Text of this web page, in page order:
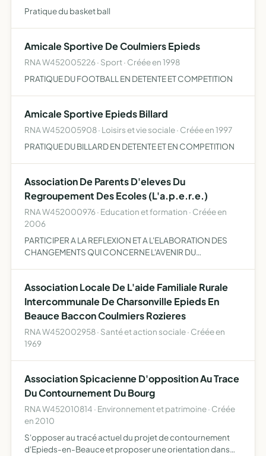
Pratique du basket ball
Amicale Sportive De Coulmiers Epieds
RNA W452005226 · Sport · Créée en 1998
PRATIQUE DU FOOTBALL EN DETENTE ET COMPETITION
Amicale Sportive Epieds Billard
RNA W452005908 · Loisirs et vie sociale · Créée en 1997
PRATIQUE DU BILLARD EN DETENTE ET EN COMPETITION
Association De Parents D'eleves Du
Regroupement Des Ecoles (L'a.p.e.r.e.)
RNA W452000976 · Education et formation · Créée en
2006
PARTICIPER A LA REFLEXION ET A L'ELABORATION DES
CHANGEMENTS QUI CONCERNE L'AVENIR DU
AU CONSEIL D'ECOLE AIDER LES PARENTS DAN…
Association Locale De L'aide Familiale Rurale
Intercommunale De Charsonville Epieds En
Beauce Baccon Coulmiers Rozieres
RNA W452002958 · Santé et action sociale · Créée en
1969
Association Spicacienne D'opposition Au Trace
Du Contournement Du Bourg
RNA W452010814 · Environnement et patrimoine · Créée
en 2010
S'opposer au tracé actuel du projet de contournement
d'Epieds-en-Beauce et proposer une orientation dans